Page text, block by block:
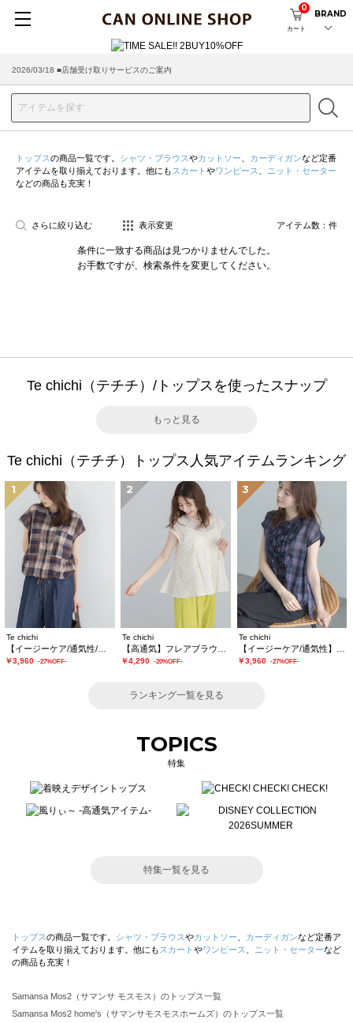
カート
0
BRAND
2026/03/18 ■店舗受け取りサービスのご案内
トップスの商品一覧です。 シャツ・ブラウスやカットソー カーディガンなど定番
アイテムを取り揃えております。他にも スカート やワンピース
ニット・セーター
などの商品も充実！
さらに絞り込む 表示変更 アイテム数： 件
条件に一致する商品は見つかりませんでした。
お手数ですが、検索条件を変更してください。
Te chichi（テチチ）/トップスを使ったスナップ
もっと見る
Te chichi（テチチ）トップス人気アイテムランキング
1
Te chichi
￥3,960 -27%OFF-
2
Te chichi
￥4,290 -20%OFF-
3
Te chichi
￥3,960 -27%OFF-
ランキング一覧を見る
TOPICS
特集
特集一覧を見る
トップスの商品一覧です。 シャツ・ブラウスやカットソー カーディガンなど定番ア
イテムを取り揃えております。他にも スカート やワンピース ニット・セーターなど
の商品も充実！
Samansa Mos2（サマンサ モスモス）のトップス一覧
Samansa Mos2 home's（サマンサモスモスホームズ）のトップス一覧